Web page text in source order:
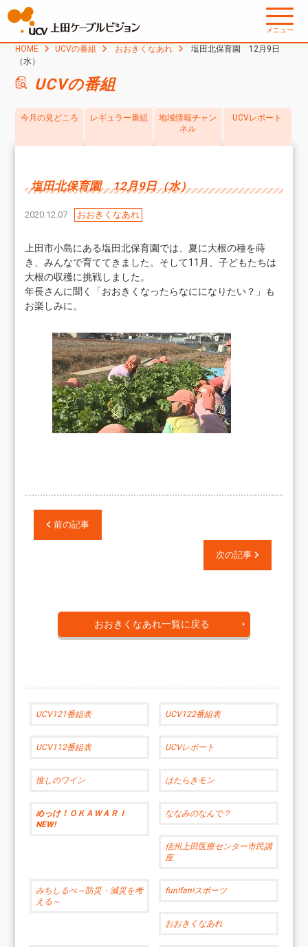
メニュー
HOME UCVの番組 おおきくなあれ
塩田北保育園 12月9日
（水）
UCVの番組
今月の見どころ レギュラー番組
地域情報チャン
ネル
UCVレポート
塩田北保育園 12月9日（水）
2020.12.07 おおきくなあれ
上田市小島にある塩田北保育園では、夏に大根の種を蒔
き、みんなで育ててきました。そして11月、子どもたちは
大根の収穫に挑戦しました。
年長さんに聞く「おおきくなったらなにになりたい？」も
お楽しみに。
前の記事
次の記事
おおきくなあれ一覧に戻る
UCV121番組表 UCV122番組表
UCV112番組表 UCVレポート
推しのワイン はたらきモン
めっけ！ＯＫＡＷＡＲＩ
NEW!
ななみのなんで？
信州上田医療センター市民講
座
みちしるべ～防災・減災を考
える～
fun!fan!スポーツ
おおきくなあれ